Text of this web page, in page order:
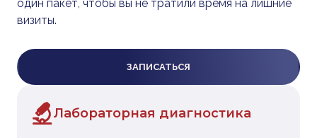
один пакет, чтобы вы не тратили время на лишние
визиты.
ЗАПИСАТЬСЯ
Лабораторная диагностика